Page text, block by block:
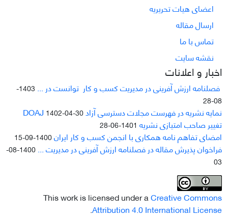
اعضای هیات تحریریه
ارسال مقاله
تماس با ما
نقشه سایت
اخبار و اعلانات
فصلنامه ارزش آفرینی در مدیریت کسب و کار توانست در ...
1403-
08-28
نمایه نشریه در فهرست مجلات دسترسی آزاد DOAJ1402-04-30
تغییر صاحب امتیازی نشریه 1401-06-28
امضای تفاهم نامه همکاری با انجمن کسب و کار ایران1400-09-15
فراخوان پذیرش مقاله در فصلنامه ارزش آفرینی در مدیریت ...
1400-08-
03
This work is licensed under aCreative Commons
Attribution 4.0 International License
.